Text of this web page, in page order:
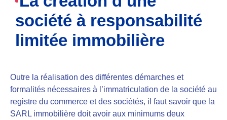
société à responsabilité
limitée immobilière
Outre la réalisation des différentes démarches et
formalités nécessaires à l’immatriculation de la société au
registre du commerce et des sociétés, il faut savoir que la
SARL immobilière doit avoir aux minimums deux